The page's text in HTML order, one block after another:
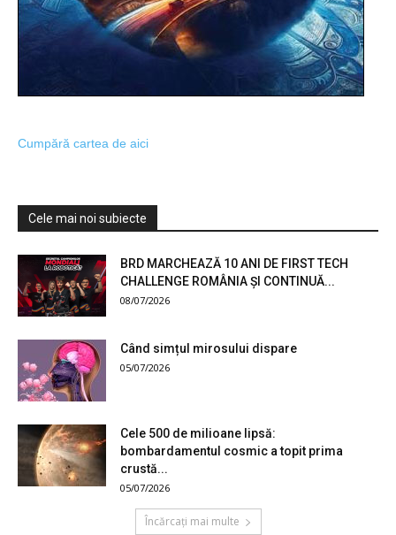
Cumpără cartea de aici
Cele mai noi subiecte
BRD MARCHEAZĂ 10 ANI DE FIRST TECH
CHALLENGE ROMÂNIA ȘI CONTINUĂ...
08/07/2026
Când simțul mirosului dispare
05/07/2026
Cele 500 de milioane lipsă:
bombardamentul cosmic a topit prima
crustă...
05/07/2026
Încărcați mai multe